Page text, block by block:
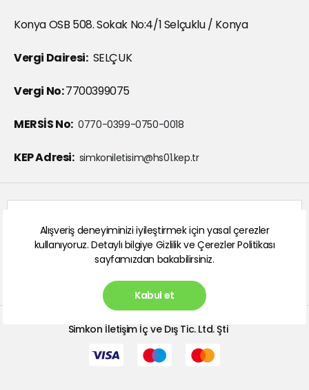
Alışveriş deneyiminizi iyileştirmek için yasal çerezler
kullanıyoruz. Detaylı bilgiye Gizlilik ve Çerezler Politikası
sayfamızdan bakabilirsiniz.
Kabul et
Konya OSB 508. Sokak No:4/1 Selçuklu / Konya
Vergi Dairesi:SELÇUK
Vergi No:7700399075
MERSİS No: 0770-0399-0750-0018
KEP Adresi: simkoniletisim@hs01.kep.tr
Simkon İletişim İç ve Dış Tic. Ltd. Şti